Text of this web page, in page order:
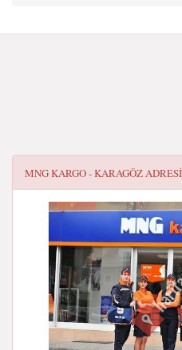
MNG KARGO - KARAGÖZ